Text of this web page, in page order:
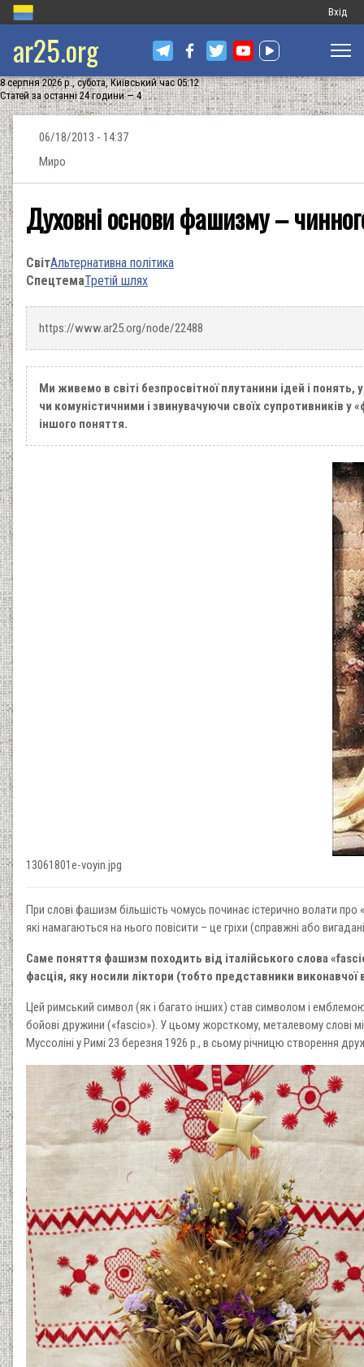
Меню
запису
Вхід
ar25.org
8 серпня 2026 р., субота, Київський час 05:12
Статей за останні 24 години — 4
06/18/2013 - 14:37
Миро
Духовні основи фашизму –
СвітАльтернативна політика
СпецтемаТретій шлях
https://www.ar25.org/node/22488
Ми живемо в світі безпросвітної плутанини ідей і
чи комуністичними і звинувачуючи своїх супротивників у
іншого поняття.
13061801e-voyin.jpg
При слові фашизм більшість чомусь починає істерично волати
які намагаються на нього повісити – це гріхи (справжні або
Саме поняття фашизм походить від італійського слова
фасція, яку носили ліктори (тобто представники
Цей римський символ (як і багато інших) став символом і
бойові дружини («fascio»). У цьому жорсткому, металевому слові
Муссоліні у Римі 23 березня 1926 р., в сьому річницю створення